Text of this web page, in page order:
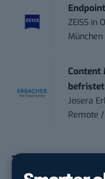
ZEISS in
München
Josera
Remote /